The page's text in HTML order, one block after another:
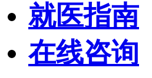
就医指南
在线咨询